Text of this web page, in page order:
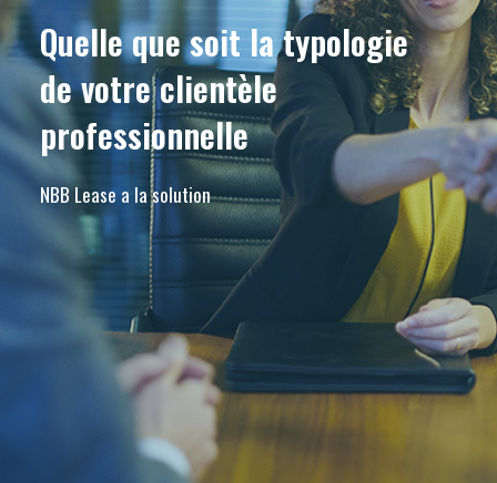
Quelle que soit la typologie
de votre clientèle
professionnelle
NBB Lease a la solution